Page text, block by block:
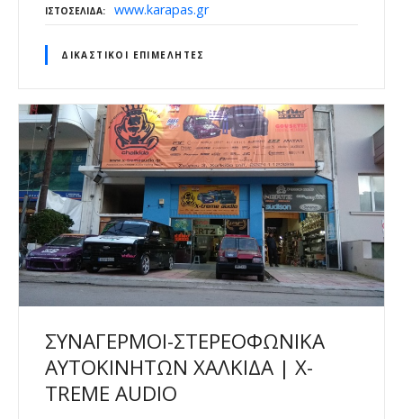
ΙΣΤΟΣΕΛΊΔΑ www.karapas.gr
ΔΙΚΑΣΤΙΚΟΊ ΕΠΙΜΕΛΗΤΈΣ
ΣΥΝΑΓΕΡΜΟΙ-ΣΤΕΡΕΟΦΩΝΙΚΑ
ΑΥΤΟΚΙΝΗΤΩΝ ΧΑΛΚΙΔΑ | X-
TREME AUDIO